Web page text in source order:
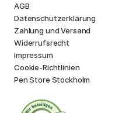
AGB
Datenschutzerklärung
Zahlung und Versand
Widerrufsrecht
Impressum
Cookie-Richtlinien
Pen Store Stockholm